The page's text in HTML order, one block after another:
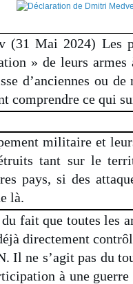
(31 Mai 2024) Les
» de leurs
d’anciennes ou
comprendre ce qui
militaire et
tant sur le
pays, si des
là.
fait que toutes les
directement
Il ne s’agit pas du
à une